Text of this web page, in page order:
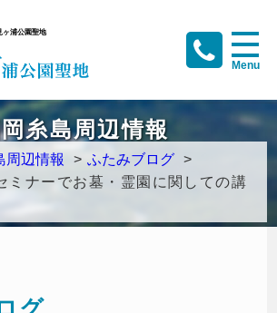
ヶ浦公園聖地
糸島周辺情報
周辺情報 > ふたみブログ
>
ミナーでお墓・霊園に関しての講